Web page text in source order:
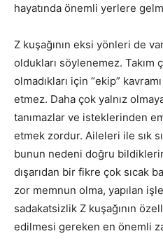
hayatında önemli yerlere
Z kuşağının eksi yönleri de
oldukları söylenemez. Takım
olmadıkları için “ekip”
etmez. Daha çok yalnız
tanımazlar ve isteklerinden
etmek zordur. Aileleri ile sık
bunun nedeni doğru
dışarıdan bir fikre çok sıcak
zor memnun olma, yapılan
sadakatsizlik Z kuşağının
edilmesi gereken en önemli